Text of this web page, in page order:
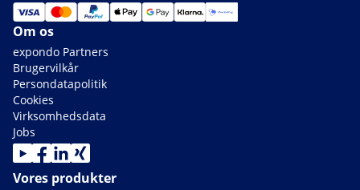
Om os
expondo Partners
Brugervilkår
Persondatapolitik
Cookies
Virksomhedsdata
Jobs
Vores produkter